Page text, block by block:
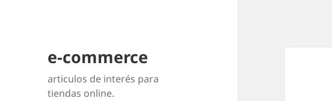
e-commerce
articulos de interés para
tiendas online.